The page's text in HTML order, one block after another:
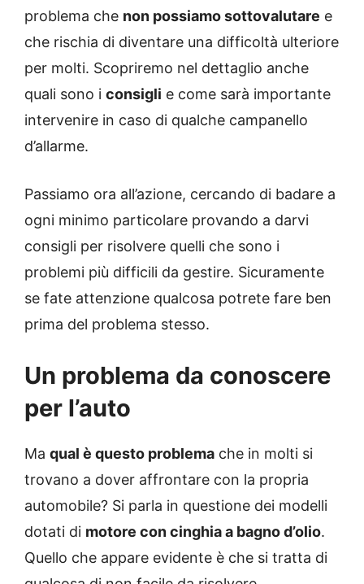
problema che non possiamo sottovalutare e
che rischia di diventare una difficoltà ulteriore
per molti. Scopriremo nel dettaglio anche
quali sono i consigli e come sarà importante
intervenire in caso di qualche campanello
d’allarme.
Passiamo ora all’azione, cercando di badare a
ogni minimo particolare provando a darvi
consigli per risolvere quelli che sono i
problemi più difficili da gestire. Sicuramente
se fate attenzione qualcosa potrete fare ben
prima del problema stesso.
Un problema da conoscere
per l’auto
Ma qual è questo problema che in molti si
trovano a dover affrontare con la propria
automobile? Si parla in questione dei modelli
dotati di motore con cinghia a bagno d’olio.
Quello che appare evidente è che si tratta di